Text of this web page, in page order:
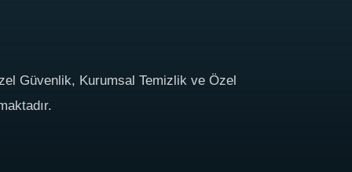
Güvenlik, Kurumsal Temizlik ve Özel